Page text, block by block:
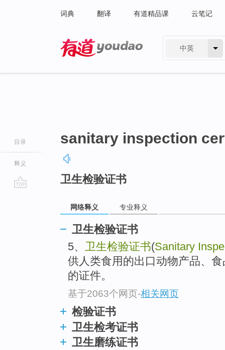
词典 翻译 有道精品课 云笔记
中英
目录
释义
sanitary inspection
卫生检验证书
网络释义 专业释义
卫生检验证书
5、 卫生检验证书(Sanitary
供人类食用的出口动物产品、
的证件。
基于2063个网页-相关网页
检验证书
卫生检考证书
卫生磨练证书